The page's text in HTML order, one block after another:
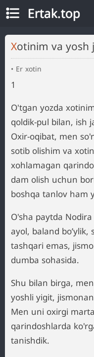
Ertak.top
Xotinim va
Er xotin
1
O'tgan yozda
qoldik-pul bilan, ish
Oxir-oqibat, men
sotib olishim va
xohlamagan
dam olish uchun
boshqa tanlov ham
O'sha paytda
ayol, baland
tashqari emas,
dumba sohasida.
Shu bilan birga,
yoshli yigit,
Men uni oxirgi
qarindoshlarda
tanishdik.